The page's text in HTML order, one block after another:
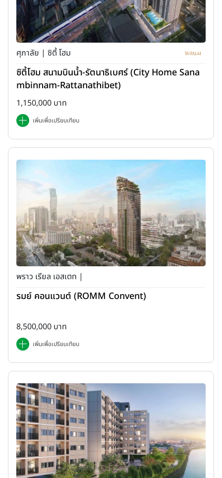
1. เลือกนายหน้าแบบ "เป็นบริษัทจริงจัง" ดีกว่า "แบบบุคคล
ธรรมดา"
นายหน้าซื้อขาย หรือปล่อยเช่าคอนโดในบ้านเรามี 2 กลุ่มหลักๆ ค่ะคือ (ก)
นายหน้าในรูปแบบบริษัทเป็นจริงเป็นจังเลย ซึ่งก็มีทั้งรายใหญ่ๆ มีชื่อ
Plus Property พวกนี้ก็จะมีรูปแบบการทำงานที่ชัดเจน ค่านายหน้าที่
ชัดเจน มีกระบวนการทำงาน และมีการช่วยทำเอกสารต่างๆ ให้ด้วย เช่น
สัญญาจะซื้อจะขายคอนโด (ข) ส่วนอีกกลุ่มหนึ่งก็เป็นพวกบุคคลธรรมดา
ที่ไม่ได้เปิดเป็นบริษัท หรือเป็นบริษัทก็อาจเป็นบริษัทเล็กๆ บ่อยครั้งที่ไม่มี
รูปแบบ หรือระบบการทำงานที่ชัดเจน และก็มีทั้งนายหน้าที่ดี และไม่ดีผสม
ผสานกันไป ข้อแนะนำคือ เพื่อลดโอกาสที่จะเกิดปัญหา หรือความเสี่ยง
ต่างๆ ให้เลือกใช้บริการนายหน้าในกลุ่ม (ก) จะดีกว่า เพราะโดยรวมแล้ว ค่า
นายหน้าที่เราต้องเสียมักไม่ค่อยแตกต่างกันมากนักระหว่างนายหน้า 2
กลุ่มนี้
2. ระวังเรื่องการ "ปิดบัง" หรือ "บิดเบือน" ความจริงเกี่ยวกับ
คอนโด
นายหน้าบางคนหวังเพียงแค่จะขาย หรือปล่อยเช่าให้ได้ขาดความเป็น "มือ
อาชีพ" โดยเลือกที่จะปิดบัง หรือบิดเบือนข้อมูลบางอย่างเกี่ยวกับตัวคอน
โด ซึ่งถ้าเปิดเผย หรือบอกให้หมดอาจมีผลทำให้คนซื้อ หรือคนเช่าเปลี่ยน
ศุภาลัย | ซิตี้ โฮม
ซิตี้โฮม สนามบินน้ำ-รัตนาธิเบศร์ (City Home Sana
mbinnam-Rattanathibet)
1,150,000 บาท
เพิ่มเพื่อเปรียบเทียบ
พราว เรียล เอสเตท |
รมย์ คอนแวนต์ (ROMM Convent)
8,500,000 บาท
เพิ่มเพื่อเปรียบเทียบ